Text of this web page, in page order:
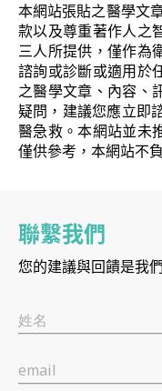
本網站張貼之醫學文
款以及尊重著作人之
三人所提供，僅作為
諮詢或診斷或適用於
之醫學文章、內容、
疑問，建議您應立即
醫急救。本網站並未
僅供參考，本網站不
聯繫我們
您的建議與回饋是我
姓名
email